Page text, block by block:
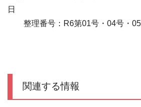
日
整理番号：R6第01号・04号・
関連する情報